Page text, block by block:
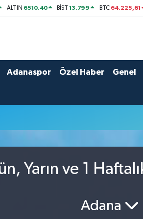
ALTIN 6510.40 BİST13.799 BTC 64.225,61
Adanaspor Özel Haber Genel
Yarın ve 1
Adana